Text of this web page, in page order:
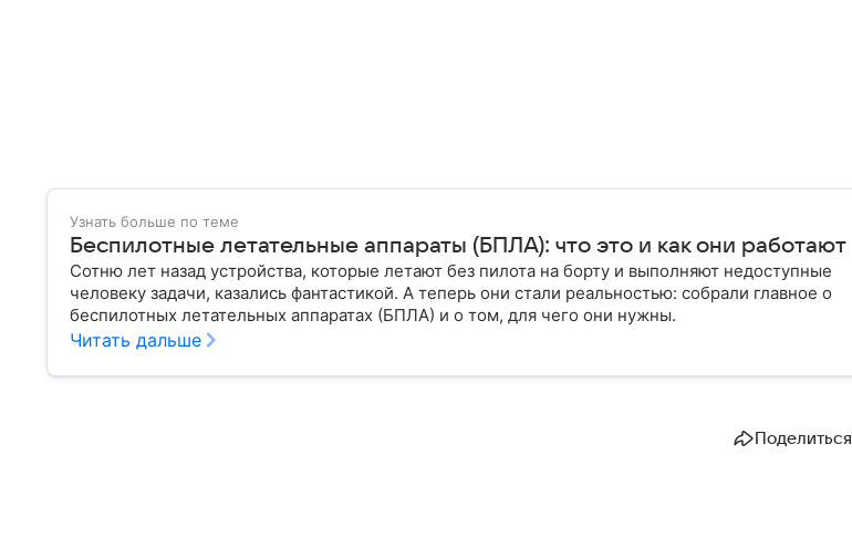
Узнать больше по теме
Беспилотные летательные аппараты (БПЛА): что это и как они работают
Сотню лет назад устройства, которые летают без пилота на борту и выполняют недоступные
человеку задачи, казались фантастикой. А теперь они стали реальностью: собрали главное о
беспилотных летательных аппаратах (БПЛА) и о том, для чего они нужны.
Читать дальше
Поделиться